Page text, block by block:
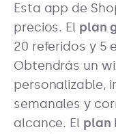
Esta app de
precios. Elplan
20 referidos y 5
Obtendrás un
personalizable,
semanales y
alcance. El plan